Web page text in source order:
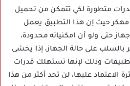
متطورة لكي تتمكن من تحميل
تطبيق Open SSTP Client مهكر حيث إن هذا التطبيق يعمل
حتى ولو أن امكنياته محدودة،
بالسلب على حالة الجهاز، إذا يخشى
وذلك لإنها تستهلك قدرات
الاعتماد عليها، لن تجد أكثر من هذا